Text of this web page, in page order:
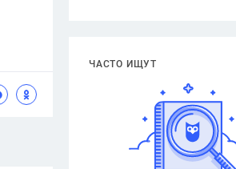
ЧАСТО ИЩУТ